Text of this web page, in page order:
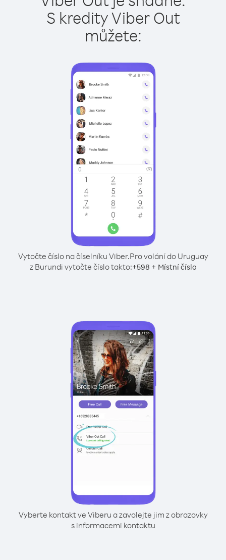
S kredity Viber Out
můžete:
Vytočte číslo na číselníku Viber.Pro volání do Uruguay
z Burundi vytočte číslo takto:+598 + Místní číslo
Vyberte kontakt ve Viberu a zavolejte jim z obrazovky
s informacemi kontaktu